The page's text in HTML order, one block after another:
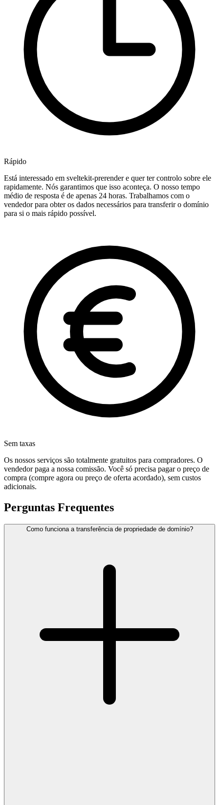
Rápido
Está interessado em sveltekit-prerender e quer ter controlo sobre ele
rapidamente. Nós garantimos que isso aconteça. O nosso tempo
médio de resposta é de apenas 24 horas. Trabalhamos com o
vendedor para obter os dados necessários para transferir o domínio
para si o mais rápido possível.
Sem taxas
Os nossos serviços são totalmente gratuitos para compradores. O
vendedor paga a nossa comissão. Você só precisa pagar o preço de
compra (compre agora ou preço de oferta acordado), sem custos
adicionais.
Perguntas Frequentes
Como funciona a transferência de propriedade de domínio?